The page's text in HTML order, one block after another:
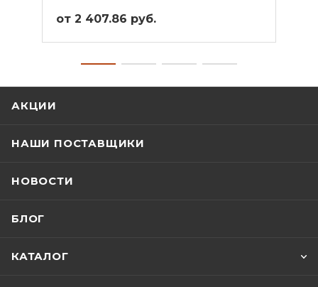
от 2 407.86 руб.
АКЦИИ
НАШИ ПОСТАВЩИКИ
НОВОСТИ
БЛОГ
КАТАЛОГ